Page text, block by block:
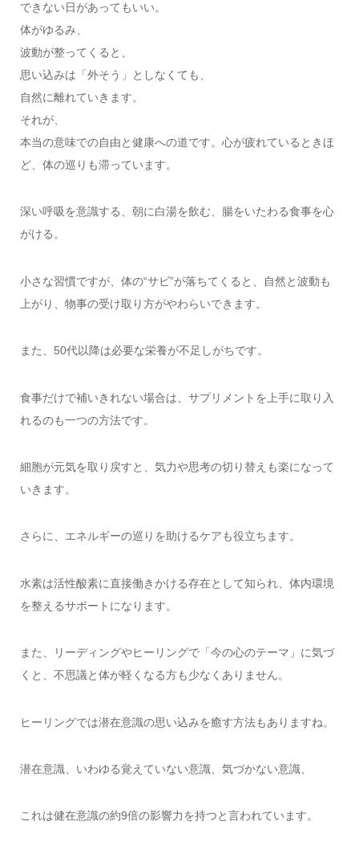
できない日があってもいい。
体がゆるみ、
波動が整ってくると、
思い込みは「外そう」としなくても、
自然に離れていきます。
それが、
本当の意味での自由と健康への道です。心が疲れているときほ
ど、体の巡りも滞っています。
深い呼吸を意識する、朝に白湯を飲む、腸をいたわる食事を心
がける。
小さな習慣ですが、体の“サビ”が落ちてくると、自然と波動も
上がり、物事の受け取り方がやわらいできます。
また、50代以降は必要な栄養が不足しがちです。
食事だけで補いきれない場合は、サプリメントを上手に取り入
れるのも一つの方法です。
細胞が元気を取り戻すと、気力や思考の切り替えも楽になって
いきます。
さらに、エネルギーの巡りを助けるケアも役立ちます。
水素は活性酸素に直接働きかける存在として知られ、体内環境
を整えるサポートになります。
また、リーディングやヒーリングで「今の心のテーマ」に気づ
くと、不思議と体が軽くなる方も少なくありません。
ヒーリングでは潜在意識の思い込みを癒す方法もありますね。
潜在意識、いわゆる覚えていない意識、気づかない意識、
これは健在意識の約9倍の影響力を持つと言われています。